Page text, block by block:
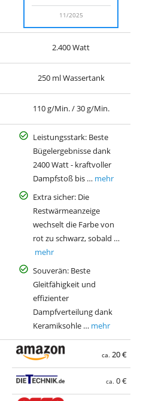
11/2025
2.400 Watt
250 ml Wassertank
110 g/Min. / 30 g/Min.
Leistungsstark: Beste
Bügelergebnisse dank
2400 Watt - kraftvoller
Dampfstoß bis … mehr
Extra sicher: Die
Restwärmeanzeige
wechselt die Farbe von
rot zu schwarz, sobald …
mehr
Souverän: Beste
Gleitfähigkeit und
effizienter
Dampfverteilung dank
Keramiksohle … mehr
ca. 20 €
ca. 0 €